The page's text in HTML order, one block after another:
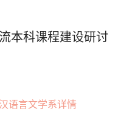
本科课程建设研讨